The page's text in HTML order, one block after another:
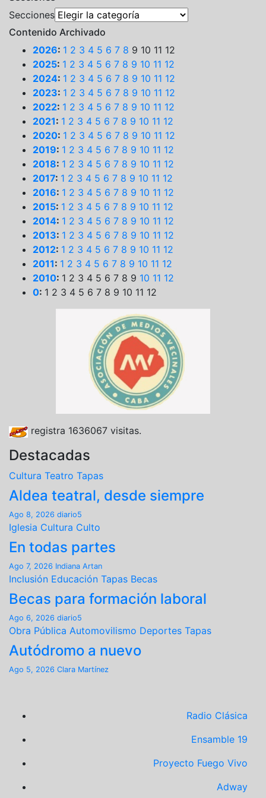
Secciones
Contenido Archivado
2026: 1 2 3 4 5 6 7 8 9 10 11 12
2025: 1 2 3 4 5 6 7 8 9 10 11 12
2024: 1 2 3 4 5 6 7 8 9 10 11 12
2023: 1 2 3 4 5 6 7 8 9 10 11 12
2022: 1 2 3 4 5 6 7 8 9 10 11 12
2021: 1 2 3 4 5 6 7 8 9 10 11 12
2020: 1 2 3 4 5 6 7 8 9 10 11 12
2019: 1 2 3 4 5 6 7 8 9 10 11 12
2018: 1 2 3 4 5 6 7 8 9 10 11 12
2017: 1 2 3 4 5 6 7 8 9 10 11 12
2016: 1 2 3 4 5 6 7 8 9 10 11 12
2015: 1 2 3 4 5 6 7 8 9 10 11 12
2014: 1 2 3 4 5 6 7 8 9 10 11 12
2013: 1 2 3 4 5 6 7 8 9 10 11 12
2012: 1 2 3 4 5 6 7 8 9 10 11 12
2011: 1 2 3 4 5 6 7 8 9 10 11 12
2010: 1 2 3 4 5 6 7 8 9 10 11 12
0: 1 2 3 4 5 6 7 8 9 10 11 12
registra 1636067 visitas.
Destacadas
Cultura Teatro Tapas
Aldea teatral, desde siempre
Ago 8, 2026 diario5
Iglesia Cultura Culto
En todas partes
Ago 7, 2026 Indiana Artan
Inclusión Educación Tapas Becas
Becas para formación laboral
Ago 6, 2026 diario5
Obra Pública Automovilismo Deportes Tapas
Autódromo a nuevo
Ago 5, 2026 Clara Martínez
Radio Clásica
Ensamble 19
Proyecto Fuego Vivo
Adway